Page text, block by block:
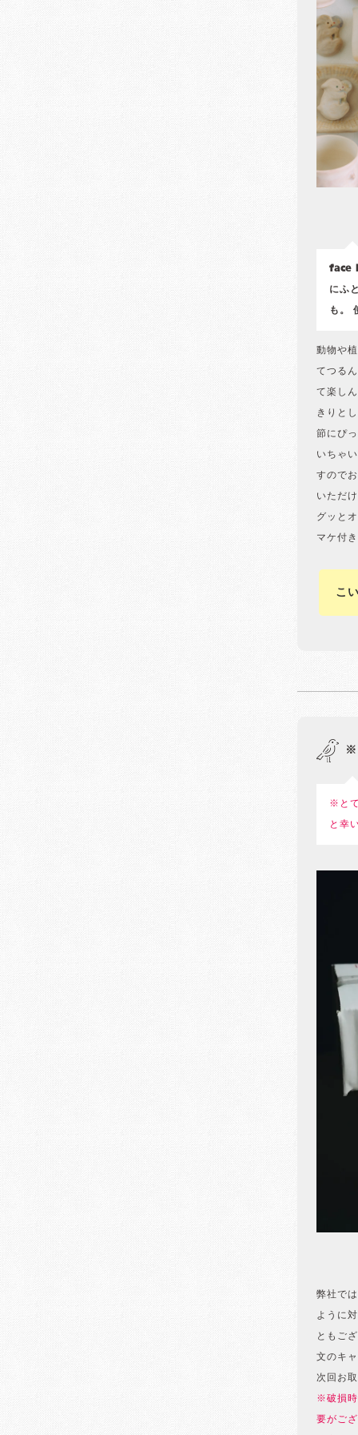
face
にふ
も。
動物や
てつる
て楽し
きりと
節にぴ
いちゃ
すので
いただ
グッと
マケ付
こ
※
※と
と幸
弊社で
ように
ともご
文のキ
次回お
※破損時
要がご